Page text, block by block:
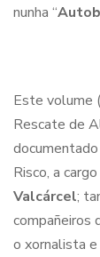
nunha “
Este volume
Rescate de
Risco, a
Valcárcel;
compañeiros
o xornalista